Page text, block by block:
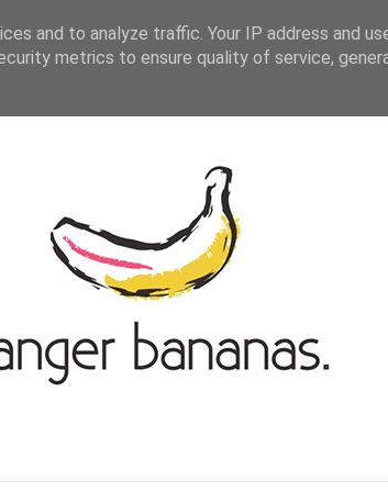
KONTAKT
and to analyze traffic. Your IP address and
metrics to ensure quality of service,